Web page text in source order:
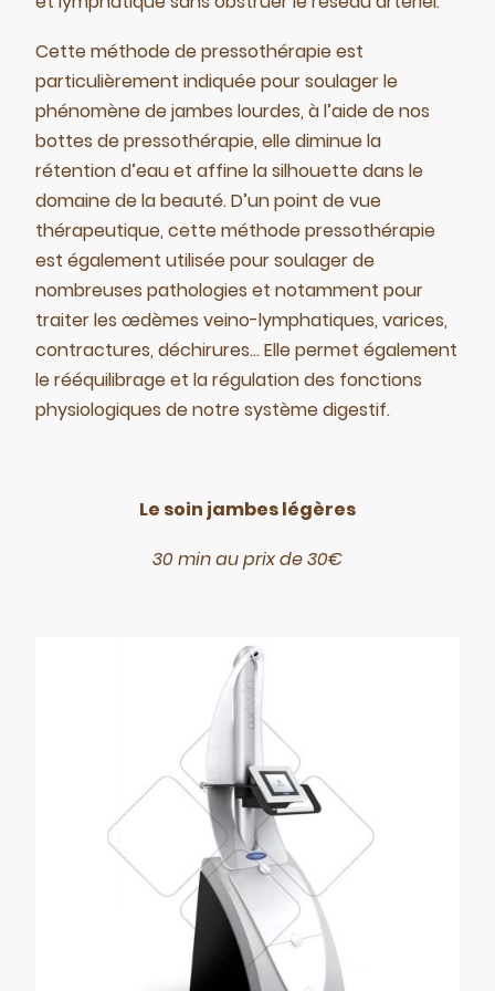
Cette méthode de pressothérapie est
particulièrement indiquée pour soulager le
phénomène de jambes lourdes, à l’aide de nos
bottes de pressothérapie, elle diminue la
rétention d’eau et affine la silhouette dans le
domaine de la beauté. D’un point de vue
thérapeutique, cette méthode pressothérapie
est également utilisée pour soulager de
nombreuses pathologies et notamment pour
traiter les œdèmes veino-lymphatiques, varices,
contractures, déchirures… Elle permet également
le rééquilibrage et la régulation des fonctions
physiologiques de notre système digestif.
Le soin jambes légères
30 min au prix de 30€